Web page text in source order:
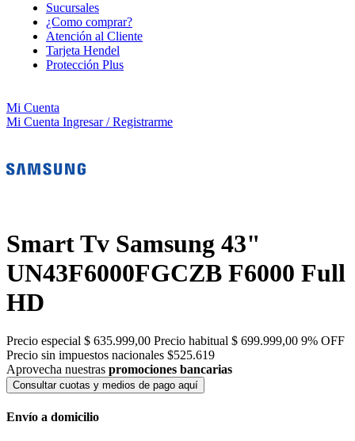
Sucursales
¿Como comprar?
Atención al Cliente
Tarjeta Hendel
Protección Plus
Mi Cuenta
Mi Cuenta Ingresar / Registrarme
Smart Tv Samsung 43"
UN43F6000FGCZB F6000 Full
HD
Precio especial $ 635.999,00 Precio habitual $ 699.999,00 9% OFF
Precio sin impuestos nacionales $525.619
Aprovecha nuestras promociones bancarias
Consultar cuotas y medios de pago aquí
Envío a domicilio